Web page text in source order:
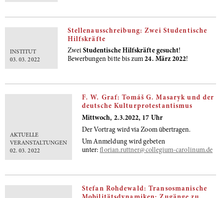
INSTITUT
03. 03. 2022
Stellenausschreibung: Zwei Studentische
Hilfskräfte
Zwei Studentische Hilfskräfte gesucht!
Bewerbungen bitte bis zum24. März 2022!
AKTUELLE
VERANSTALTUNGEN
02. 03. 2022
F. W. Graf: Tomáš G. Masaryk und der
deutsche Kulturprotestantismus
Mittwoch, 2.3.2022, 17 Uhr
Der Vortrag wird via Zoom übertragen.
Um Anmeldung wird gebeten
unter:florian.ruttner@collegium-carolinum.de
Stefan Rohdewald: Transosmanische